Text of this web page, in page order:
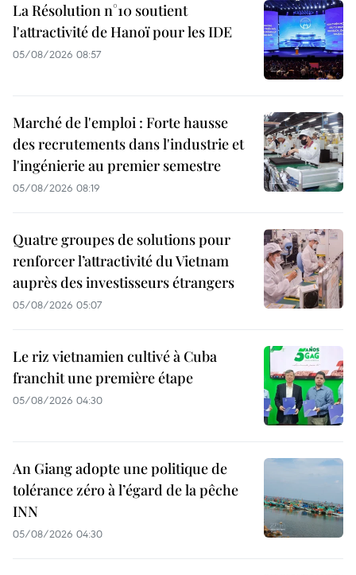
La Résolution n°10 soutient
l'attractivité de Hanoï pour les IDE
05/08/2026 08:57
Marché de l'emploi : Forte hausse
des recrutements dans l'industrie et
l'ingénierie au premier semestre
05/08/2026 08:19
Quatre groupes de solutions pour
renforcer l’attractivité du Vietnam
auprès des investisseurs étrangers
05/08/2026 05:07
Le riz vietnamien cultivé à Cuba
franchit une première étape
05/08/2026 04:30
An Giang adopte une politique de
tolérance zéro à l’égard de la pêche
INN
05/08/2026 04:30